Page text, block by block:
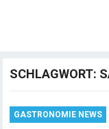
SCHLAGWORT:
GASTRONOMIE NEWS